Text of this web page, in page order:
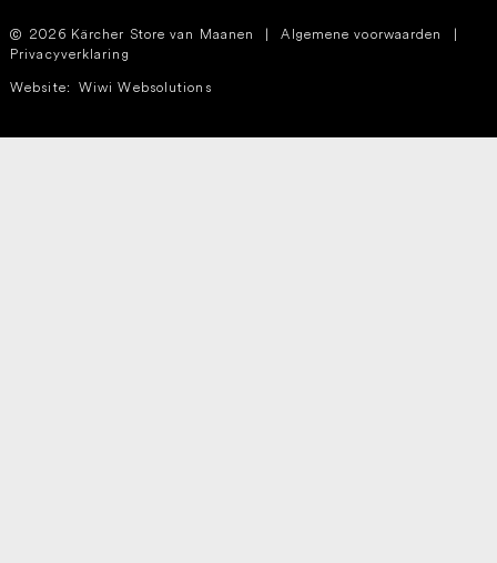
2026 Kärcher Store van Maanen | Algemene voorwaarden
|
Privacyverklaring
Website: Wiwi Websolutions